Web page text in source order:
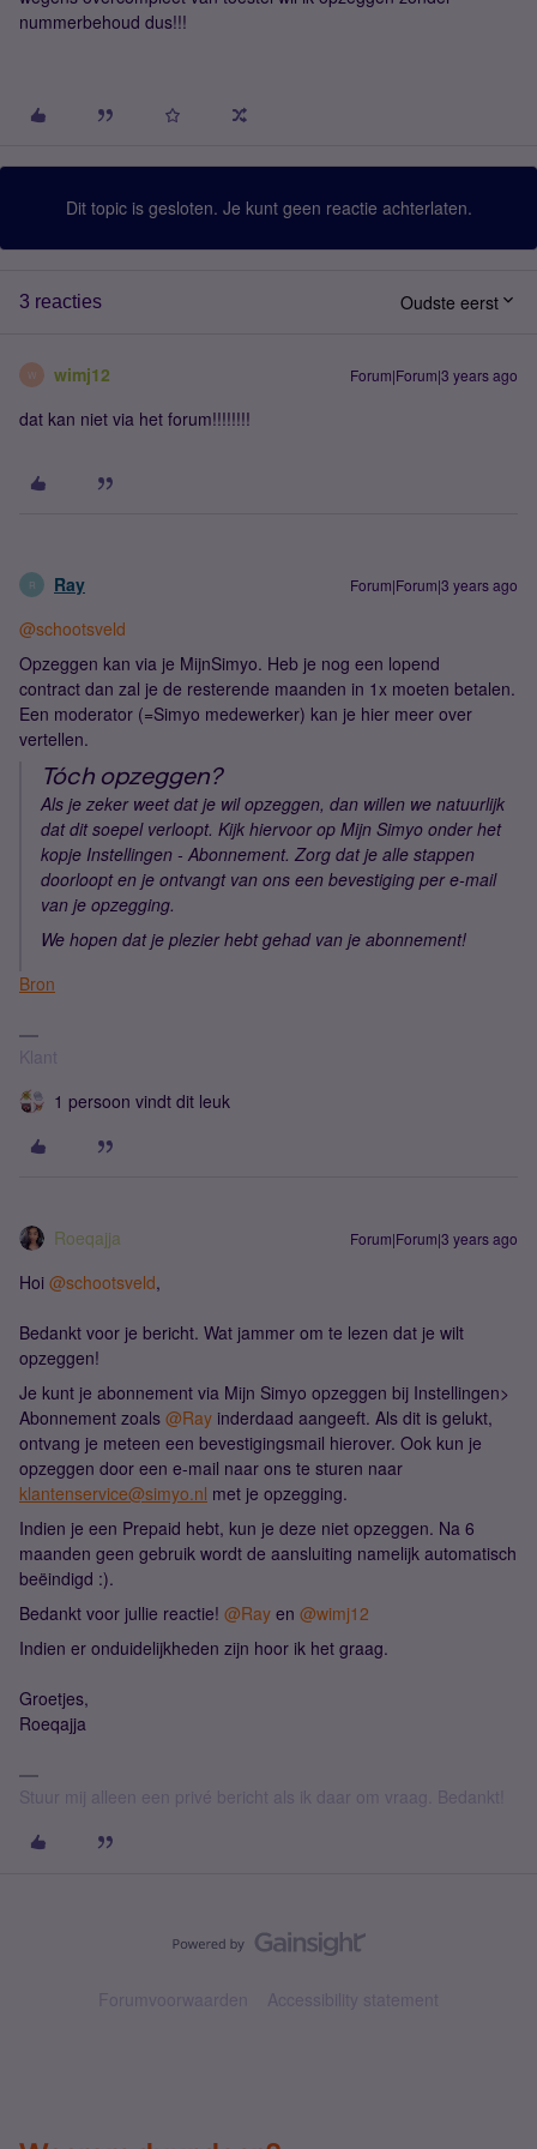
nummerbehoud dus!!!
Dit topic is gesloten. Je kunt geen reactie achterlaten.
3 reacties Oudste eerst
W wimj12 Forum|Forum|3 years ago
dat kan niet via het forum!!!!!!!!
R Ray Forum|Forum|3 years ago
@schootsveld
Opzeggen kan via je MijnSimyo. Heb je nog een lopend
contract dan zal je de resterende maanden in 1x moeten betalen.
Een moderator (=Simyo medewerker) kan je hier meer over
vertellen.
Tóch opzeggen?
Als je zeker weet dat je wil opzeggen, dan willen we natuurlijk
dat dit soepel verloopt. Kijk hiervoor op Mijn Simyo onder het
kopje Instellingen - Abonnement. Zorg dat je alle stappen
doorloopt en je ontvangt van ons een bevestiging per e-mail
van je opzegging.
We hopen dat je plezier hebt gehad van je abonnement!
Bron
Klant
1 persoon vindt dit leuk
Roeqajja Forum|Forum|3 years ago
Hoi @schootsveld,
Bedankt voor je bericht. Wat jammer om te lezen dat je wilt
opzeggen!
Je kunt je abonnement via Mijn Simyo opzeggen bij Instellingen>
Abonnement zoals @Ray inderdaad aangeeft. Als dit is gelukt,
ontvang je meteen een bevestigingsmail hierover. Ook kun je
opzeggen door een e-mail naar ons te sturen naar
klantenservice@simyo.nl met je opzegging.
Indien je een Prepaid hebt, kun je deze niet opzeggen. Na 6
maanden geen gebruik wordt de aansluiting namelijk automatisch
beëindigd :).
Bedankt voor jullie reactie! @Ray en @wimj12
Indien er onduidelijkheden zijn hoor ik het graag.
Groetjes,
Roeqajja
Stuur mij alleen een privé bericht als ik daar om vraag. Bedankt!
Forumvoorwaarden Accessibility statement